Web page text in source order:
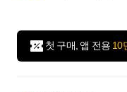
첫 구매, 앱 전용 10